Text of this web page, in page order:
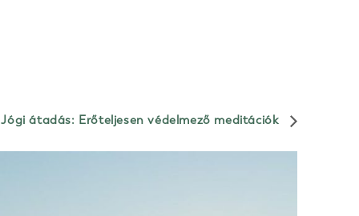
Jógi átadás: Erőteljesen védelmező meditációk